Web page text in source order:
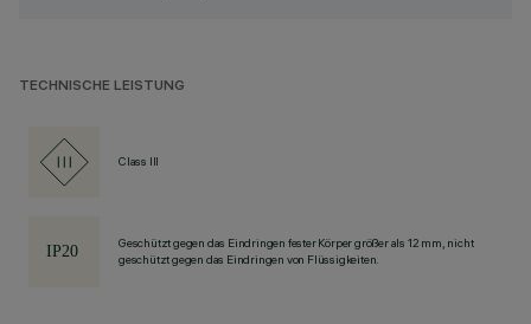
TECHNISCHE LEISTUNG
Class III
Geschützt gegen das Eindringen fester Körper größer als 12 mm, nicht
geschützt gegen das Eindringen von Flüssigkeiten.